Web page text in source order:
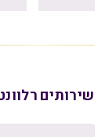
שירותים